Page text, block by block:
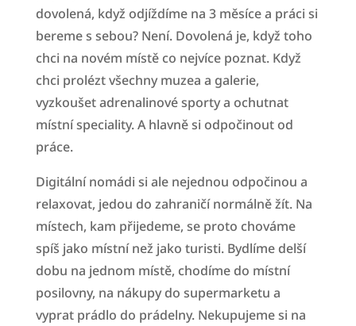
dovolená, když odjíždíme na 3 měsíce a práci si
bereme s sebou? Není. Dovolená je, když toho
chci na novém místě co nejvíce poznat. Když
chci prolézt všechny muzea a galerie,
vyzkoušet adrenalinové sporty a ochutnat
místní speciality. A hlavně si odpočinout od
práce.
Digitální nomádi si ale nejednou odpočinou a
relaxovat, jedou do zahraničí normálně žít. Na
místech, kam přijedeme, se proto chováme
spíš jako místní než jako turisti. Bydlíme delší
dobu na jednom místě, chodíme do místní
posilovny, na nákupy do supermarketu a
vyprat prádlo do prádelny. Nekupujeme si na